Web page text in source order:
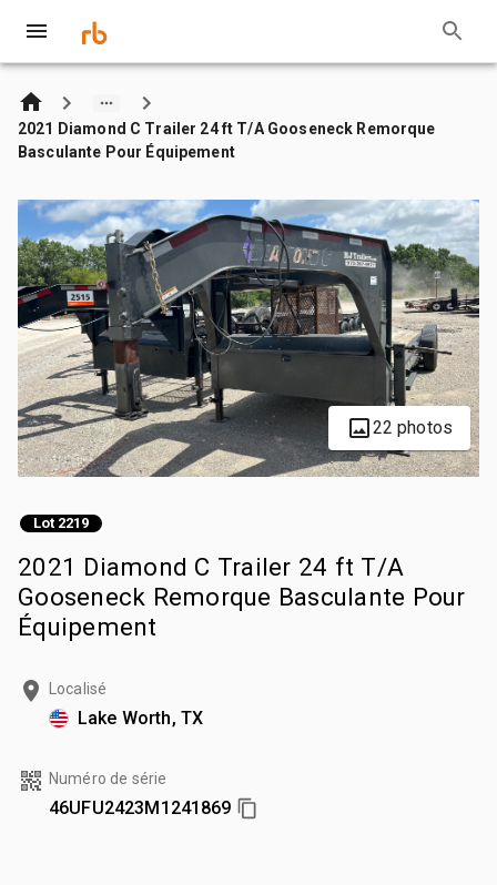
2021 Diamond C Trailer 24 ft T/A Gooseneck Remorque
Basculante Pour Équipement
22 photos
Lot 2219
2021 Diamond C Trailer 24 ft T/A
Gooseneck Remorque Basculante Pour
Équipement
Localisé
Lake Worth, TX
Numéro de série
46UFU2423M1241869